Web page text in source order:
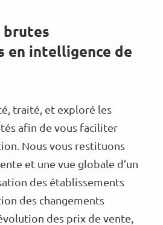
brutes
en intelligence de
traité, et exploré les
afin de vous faciliter
Nous vous restituons
et une vue globale d’un
des établissements
des changements
des prix de vente,